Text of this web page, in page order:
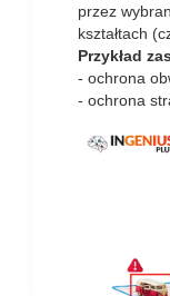
przez
kształtach
Przykład
- ochrona
- ochrona